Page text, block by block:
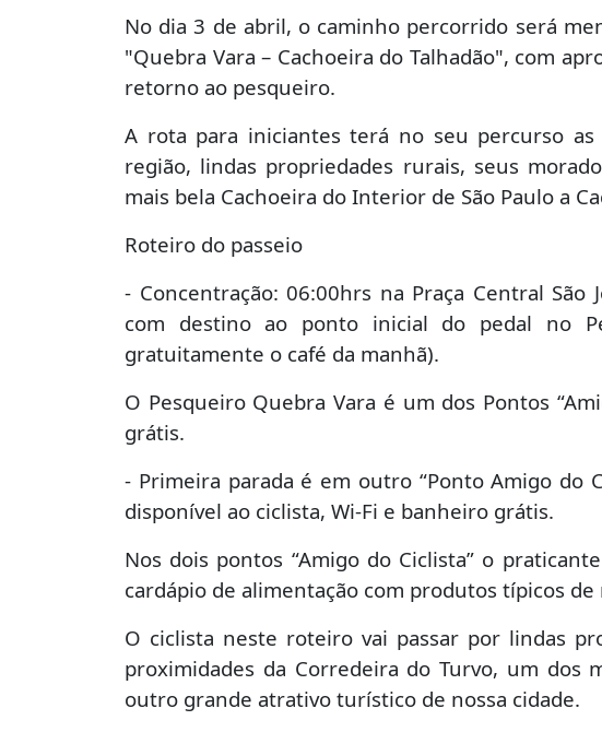
No dia 3 de abril, o caminho percorrido será
"Quebra Vara – Cachoeira do Talhadão", com
retorno ao pesqueiro.
A rota para iniciantes terá no seu percurso as
região, lindas propriedades rurais, seus
mais bela Cachoeira do Interior de São Paulo a
Roteiro do passeio
- Concentração: 06:00hrs na Praça Central São
com destino ao ponto inicial do pedal no
gratuitamente o café da manhã).
O Pesqueiro Quebra Vara é um dos Pontos
grátis.
- Primeira parada é em outro “Ponto Amigo do
disponível ao ciclista, Wi-Fi e banheiro grátis.
Nos dois pontos “Amigo do Ciclista” o
cardápio de alimentação com produtos típicos
O ciclista neste roteiro vai passar por lindas
proximidades da Corredeira do Turvo, um dos
outro grande atrativo turístico de nossa cidade.